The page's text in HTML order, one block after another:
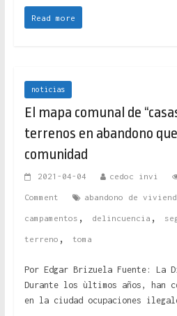
Read more
noticias
El mapa comunal de
terrenos en abandono
comunidad
2021-04-04 cedoc invi
Comment abandono de
campamentos , delincuencia ,
terreno , toma
Por Edgar Brizuela Fuente: La
Durante los ùltimos años, han
en la ciudad ocupaciones